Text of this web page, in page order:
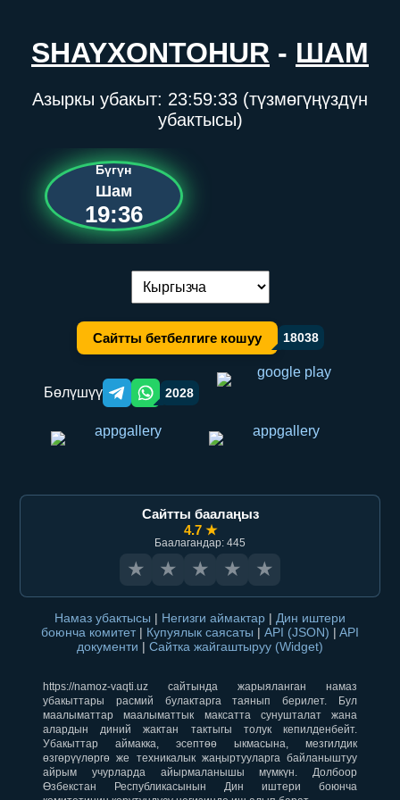
SHAYXONTOHUR - ШАМ
Азыркы убакыт: 23:59:33 (түзмөгүңүздүн
убактысы)
Бүгүн
Шам
19:36
Тилди алмаштыруу:
Сайтты бетбелгиге кошуу 18038
Бөлүшүү Telegram orqali ulashish
WhatsApp orqali ulashish
2028
Сайтты баалаңыз
4.7 ★
Баалагандар: 445
★ ★ ★ ★ ★
Намаз убактысы | Негизги аймактар | Дин иштери
боюнча комитет | Купуялык саясаты | API (JSON) | API
документи | Сайтка жайгаштыруу (Widget)
https://namoz-vaqti.uz сайтында жарыяланган намаз
убакыттары расмий булактарга таянып берилет. Бул
маалыматтар маалыматтык максатта сунушталат жана
алардын диний жактан тактыгы толук кепилденбейт.
Убакыттар аймакка, эсептөө ыкмасына, мезгилдик
өзгөрүүлөргө же техникалык жаңыртууларга байланыштуу
айрым учурларда айырмаланышы мүмкүн. Долбоор
Өзбекстан Республикасынын Дин иштери боюнча